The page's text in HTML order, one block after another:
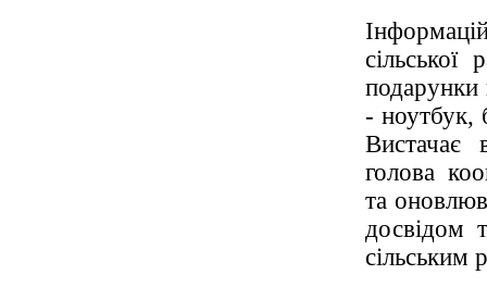
подарунки
- ноутбук,
Вистачає
голова
та
досвідом
сільським